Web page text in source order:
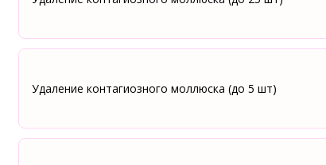
Удаление контагиозного моллюска (до 5 шт)